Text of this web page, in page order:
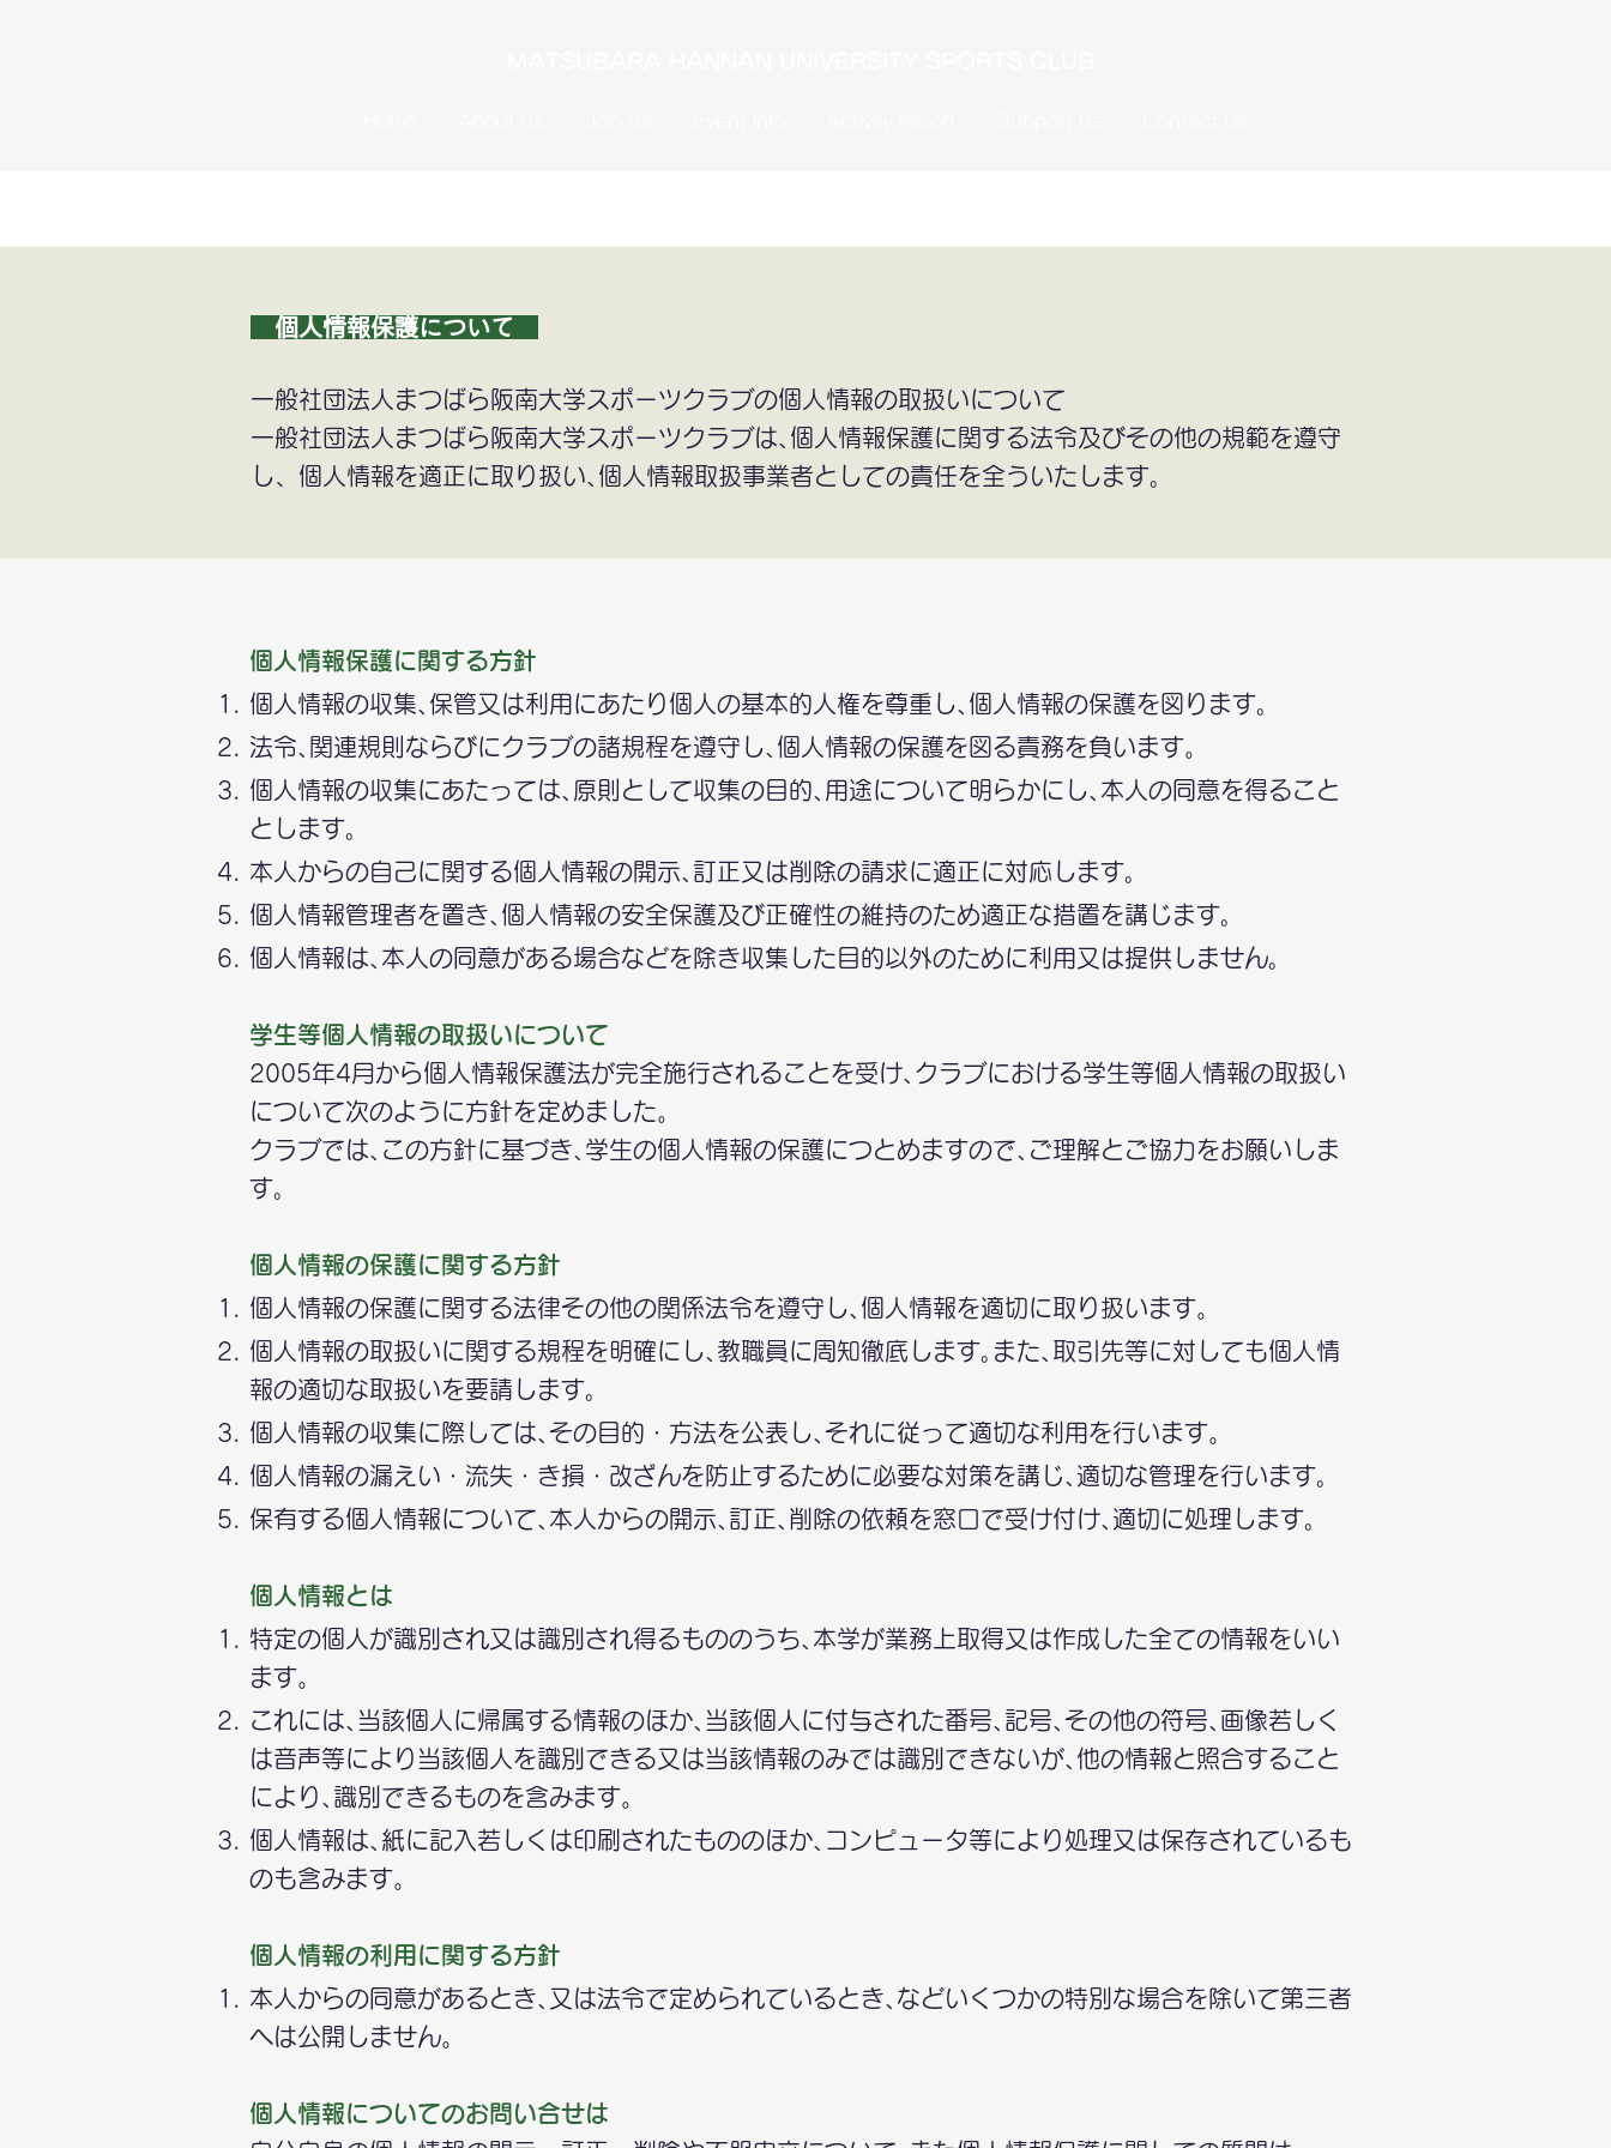
個人情報保護について
一般社団法人まつばら阪南大学スポーツクラブの個人情報の取扱いについて
一般社団法人まつばら阪南大学スポーツクラブは､個人情報保護に関する法令及びその他の規範を遵守
し、個人情報を適正に取り扱い､個人情報取扱事業者としての責任を全ういたします｡
個人情報保護に関する方針
個人情報の収集､保管又は利用にあたり個人の基本的人権を尊重し､個人情報の保護を図ります｡
法令､関連規則ならびにクラブの諸規程を遵守し､個人情報の保護を図る責務を負います。
個人情報の収集にあたっては､原則として収集の目的､用途について明らかにし､本人の同意を得ること
とします｡
本人からの自己に関する個人情報の開示､訂正又は削除の請求に適正に対応します｡
個人情報管理者を置き､個人情報の安全保護及び正確性の維持のため適正な措置を講じます｡
個人情報は､本人の同意がある場合などを除き収集した目的以外のために利用又は提供しません｡
学生等個人情報の取扱いについて
2005年4月から個人情報保護法が完全施行されることを受け､クラブにおける学生等個人情報の取扱い
について次のように方針を定めました。
クラブでは､この方針に基づき､学生の個人情報の保護につとめますので､ご理解とご協力をお願いしま
す｡
個人情報の保護に関する方針
個人情報の保護に関する法律その他の関係法令を遵守し､個人情報を適切に取り扱います。
個人情報の取扱いに関する規程を明確にし､教職員に周知徹底します｡また､取引先等に対しても個人情
報の適切な取扱いを要請します｡
個人情報の収集に際しては､その目的・方法を公表し､それに従って適切な利用を行います。
個人情報の漏えい・流失・き損・改ざんを防止するために必要な対策を講じ､適切な管理を行います｡
保有する個人情報について､本人からの開示､訂正､削除の依頼を窓口で受け付け､適切に処理します｡
個人情報とは
特定の個人が識別され又は識別され得るもののうち､本学が業務上取得又は作成した全ての情報をいい
ます。
これには､当該個人に帰属する情報のほか､当該個人に付与された番号､記号､その他の符号､画像若しく
は音声等により当該個人を識別できる又は当該情報のみでは識別できないが､他の情報と照合すること
により､識別できるものを含みます。
個人情報は､紙に記入若しくは印刷されたもののほか､コンピュータ等により処理又は保存されているも
のも含みます。
個人情報の利用に関する方針
本人からの同意があるとき､又は法令で定められているとき､などいくつかの特別な場合を除いて第三者
へは公開しません。
個人情報についてのお問い合せは